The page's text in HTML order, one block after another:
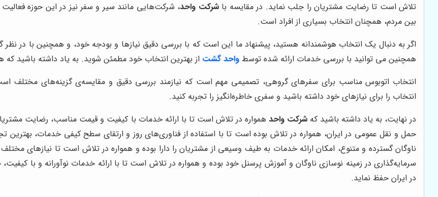
تلاش است تا رضایت مشتریان را جلب نماید. در مقایسه باشرکت واحد، شرکت‌هایی مانند سیر و سفر نیز در این حوزه فعالیت
بین مردم، همچنان انتخاب بسیاری از افراد است.
اگر به دنبال یک انتخاب هوشمندانه هستید، پیشنهاد ما این است که با بررسی دقیق نیازها و بودجه خود، و همچنین با در نظر
همچنین می توانید با بررسی خدمات ارائه شده توسط واحد گشت از بهترین انتخاب خود مطمئن شوید. به یاد داشته
انتخاب اتوبوس مناسب برای سفرهای گروهی، تصمیمی مهم است که نیازمند بررسی دقیق و مقایسه‌ی گزینه‌های مختلف
انتخاب را برای نیازهای خود داشته باشید و سفری خاطره‌انگیز را تجربه کنید.
در نهایت، به یاد داشته باشید کهشرکت واحد همواره در تلاش است تا با ارائه خدمات با کیفیت و قیمت مناسب، رضایت
حمل و نقل عمومی در ایران، همواره در تلاش بوده است تا با استفاده از فناوری‌های روز و ارتقای سطح کیفی خدمات، بهترین
ناوگان گسترده و متنوع، امکان ارائه خدمات به طیف وسیعی از مشتریان را دارا بوده و همواره در تلاش است تا نیازهای مختلف
سرمایه‌گذاری در زمینه نوسازی ناوگان و آموزش پرسنل خود بوده و همواره در تلاش است تا با ارائه خدمات نوآورانه و با
در ایران حفظ نماید.